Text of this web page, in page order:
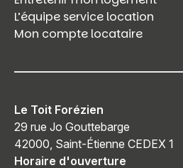
L’équipe service location
Mon compte locataire
Le Toit Forézien
29 rue Jo Gouttebarge
42000, Saint-Étienne CEDEX 1
Horaire d'ouverture